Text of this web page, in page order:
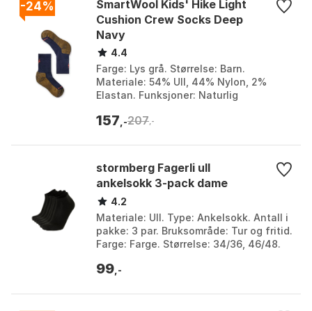
-24%
SmartWool Kids' Hike Light
Cushion Crew Socks Deep
Navy
4.4
Farge: Lys grå. Størrelse: Barn.
Materiale: 54% Ull, 44% Nylon, 2%
Elastan. Funksjoner: Naturlig
tærne for komfort. Farge: ...
157 ,-207 ,-
stormberg Fagerli ull
ankelsokk 3-pack dame
4.2
Materiale: Ull. Type: Ankelsokk. Antall i
pakke: 3 par. Bruksområde: Tur og fritid.
Farge: Farge. Størrelse: 34/36, 46/48.
99 ,-